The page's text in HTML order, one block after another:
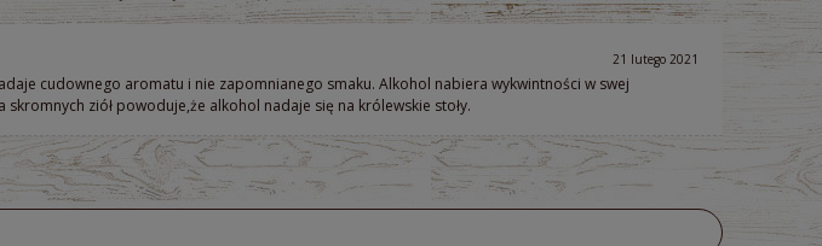
21 lutego 2021
cudownego aromatu i nie zapomnianego smaku. Alkohol nabiera wykwintności w swej
ziół powoduje,że alkohol nadaje się na królewskie stoły.